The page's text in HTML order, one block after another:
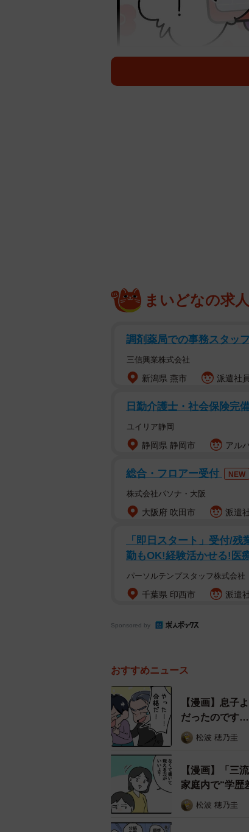
友達もみんな合格したって！
千葉県に住むYさん（50代）
画面に表示された「合格おめ
ました。これまでの長い努力
そんな祝福ムードの中、息子
「ほら、友だちも合格したって
そう言って画面を見せてくる
「うちの親、1浪して私立〇
「オレたち、親の遺伝子越えだ
「遺伝子越え2世だな」
……遺伝子越え？
彼らの言う「遺伝子越え」と
交じりに表現していたのです。
まいどなの求
調剤薬局での事務スタッ
三信興業株式会社
新潟県 燕市 派遣社
日勤介護士・社会保険完
ユイリア静岡
静岡県 静岡市 アル
総合・フロアー受付 NEW
株式会社パソナ・大阪
大阪府 吹田市 派遣
「即日スタート」受付/
勤もOK!経験活かせる!医
パーソルテンプスタッフ株式会社
千葉県 印西市 派遣
Sponsored by
おすすめニュース
【漫画】息子
だったのです…
松波 穂乃圭
【漫画】「三
家庭内で“学歴
松波 穂乃圭